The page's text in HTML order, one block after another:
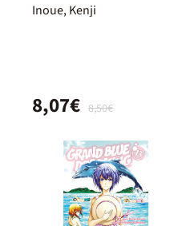
Inoue, Kenji
8,50€
8,07€